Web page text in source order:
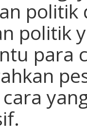
politik
para